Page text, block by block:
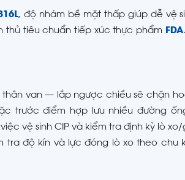
, độ nhám bề mặt thấp giúp dễ vệ
thủ tiêu chuẩn tiếp xúc thực phẩm FDA
van — lắp ngược chiều sẽ chặn
trước điểm hợp lưu nhiều đường
vệ sinh CIP và kiểm tra định kỳ lò
tra độ kín và lực đóng lò xo theo